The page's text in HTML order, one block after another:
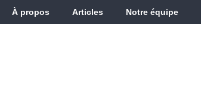
À propos Articles Notre équipe